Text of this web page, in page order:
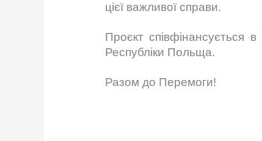
цієї важливої справи.
Проєкт співфінансується
Республіки Польща.
Разом до Перемоги!